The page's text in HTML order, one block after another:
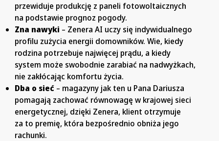
przewiduje produkcję z paneli fotowoltaicznych
na podstawie prognoz pogody.
Zna nawyki – Zenera AI uczy się indywidualnego
profilu zużycia energii domowników. Wie, kiedy
rodzina potrzebuje najwięcej prądu, a kiedy
system może swobodnie zarabiać na nadwyżkach,
nie zakłócając komfortu życia.
Dba o sieć – magazyny jak ten u Pana Dariusza
pomagają zachować równowagę w krajowej sieci
energetycznej, dzięki Zenera, klient otrzymuje
za to premię, która bezpośrednio obniża jego
rachunki.